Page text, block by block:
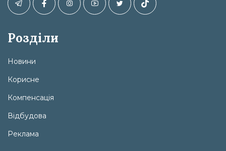
Розділи
Новини
Корисне
Компенсація
Відбудова
Реклама